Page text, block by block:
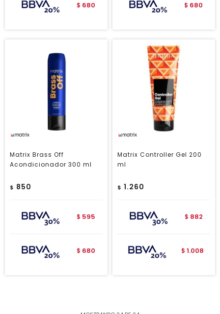
$ 680 $ 680
Matrix Brass Off
Acondicionador 300 ml
$ 850
$ 595
$ 680
Matrix Controller Gel 200
ml
$ 1.260
$ 882
$ 1.008